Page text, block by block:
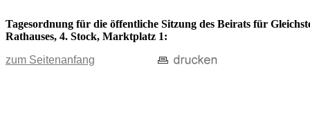
Tagesordnung für die öffentliche Sitzung des Beirats für
Rathauses, 4. Stock, Marktplatz 1:
zum Seitenanfang